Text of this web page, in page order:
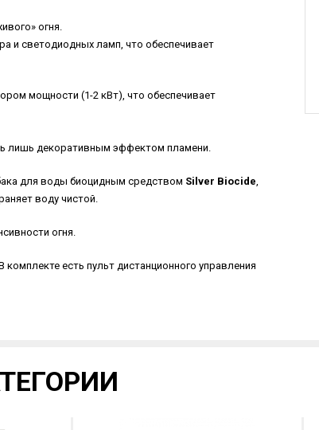
огня.
и светодиодных ламп, что обеспечивает
мощности (1-2 кВт), что обеспечивает
лишь декоративным эффектом пламени.
для воды биоцидным средством Silver Biocide,
воду чистой.
огня.
есть пульт дистанционного управления